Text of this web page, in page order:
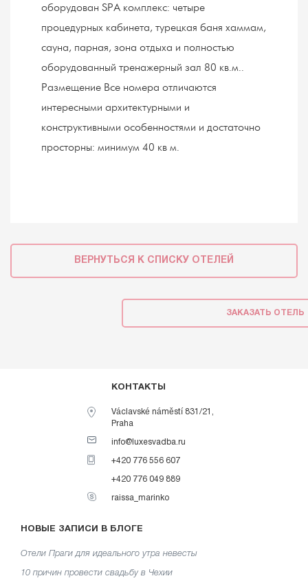
оборудован SPА комплекс: четыре
процедурных кабинета, турецкая баня хаммам,
сауна, парная, зона отдыха и полностью
оборудованный тренажерный зал 80 кв.м..
Размещение Все номера отличаются
интересными архитектурными и
конструктивными особенностями и достаточно
просторны: минимум 40 кв м.
ВЕРНУТЬСЯ К СПИСКУ ОТЕЛЕЙ
ЗАКАЗАТЬ ОТЕЛЬ
КОНТАКТЫ
Václavské náměstí 831/21,
Praha
info@luxesvadba.ru
+420 776 556 607
+420 776 049 889
raissa_marinko
НОВЫЕ ЗАПИСИ В БЛОГЕ
Отели Праги для идеального утра невесты
10 причин провести свадьбу в Чехии